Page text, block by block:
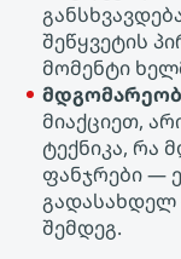
შეწყვეტის
მომენტი
მიაქციეთ,
ტექნიკა, რა
ფანჯრები —
გადასახდელ
შემდეგ.